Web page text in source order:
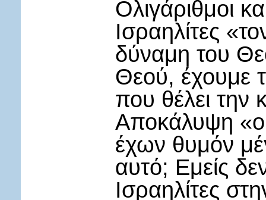
Ολιγάριθμοι
Ισραηλίτες
δύναμη του
Θεού, έχουμε
που θέλει την
Αποκάλυψη «ο
έχων θυμόν
αυτό; Εμείς
Ισραηλίτες